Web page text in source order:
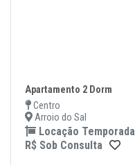
Apartamento 2 Dorm
Centro
Arroio do Sal
Locação Temporada
R$ Sob Consulta